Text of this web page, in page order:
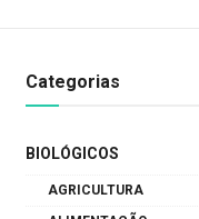
Categorias
BIOLÓGICOS
AGRICULTURA